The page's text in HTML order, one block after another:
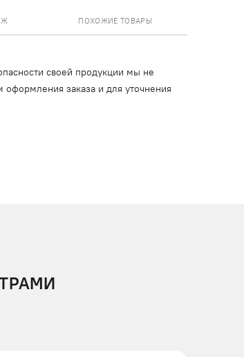
ПОХОЖИЕ ТОВАРЫ
своей продукции мы не
заказа и для уточнения